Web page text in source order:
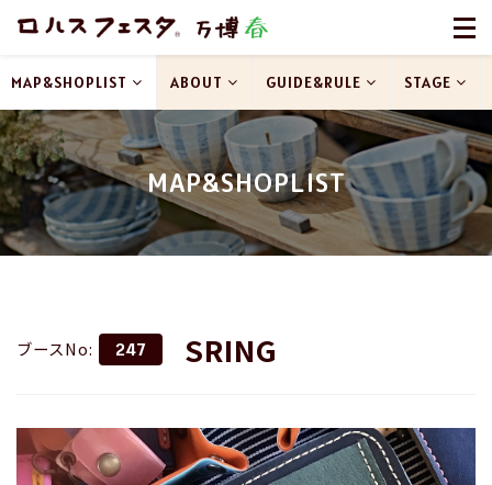
MAP&SHOPLIST
MAP&SHOPLIST ABOUT GUIDE&RULE STAGE
ブースNo: 247 SRING